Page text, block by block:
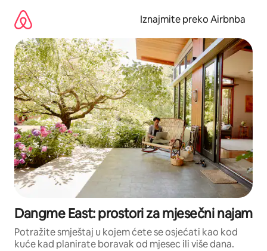
sadržaj
Iznajmite preko Airbnba
Dangme East: prostori za mjesečni najam
Potražite smještaj u kojem ćete se osjećati kao kod
kuće kad planirate boravak od mjesec ili više dana.